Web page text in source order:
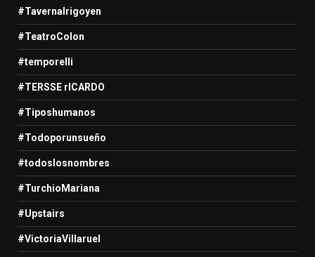
#TavernaIrigoyen
#TeatroColon
#temporelli
#TERSSE rICARDO
#Tiposhumanos
#Todoporunsueño
#todoslosnombres
#TurchioMariana
#Upstairs
#VictoriaVillaruel